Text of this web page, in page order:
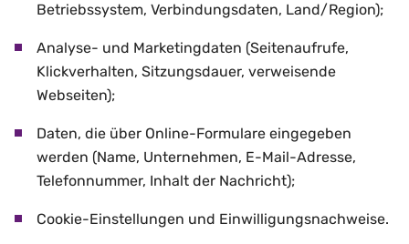
Betriebssystem, Verbindungsdaten, Land/Region);
Analyse- und Marketingdaten (Seitenaufrufe,
Klickverhalten, Sitzungsdauer, verweisende
Webseiten);
Daten, die über Online-Formulare eingegeben
werden (Name, Unternehmen, E-Mail-Adresse,
Telefonnummer, Inhalt der Nachricht);
Cookie-Einstellungen und Einwilligungsnachweise.